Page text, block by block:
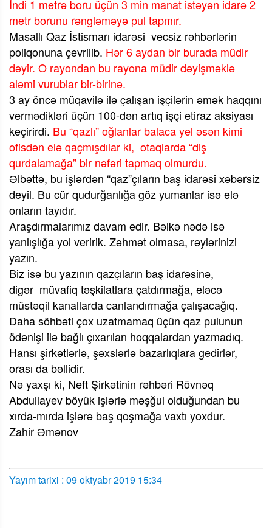
İndi 1 metrə boru üçün 3 min manat istəyən idarə 2
metr borunu rəngləməyə pul tapmır.
Masallı Qaz İstismarı idarəsi vecsiz rəhbərlərin
poliqonuna çevrilib. Hər 6 aydan bir burada müdir
dəyir. O rayondan bu rayona müdir dəyişməklə
aləmi vurublar bir-birinə.
3 ay öncə müqavilə ilə çalışan işçilərin əmək haqqını
vermədikləri üçün 100-dən artıq işçi etiraz aksiyası
keçirirdi. Bu “qazlı” oğlanlar balaca yel əsən kimi
ofisdən elə qaçmışdılar ki, otaqlarda “diş
qurdalamağa” bir nəfəri tapmaq olmurdu.
Əlbəttə, bu işlərdən “qaz”çıların baş idarəsi xəbərsiz
deyil. Bu cür qudurğanlığa göz yumanlar isə elə
onların tayıdır.
Araşdırmalarımız davam edir. Bəlkə nədə isə
yanlışlığa yol veririk. Zəhmət olmasa, rəylərinizi
yazın.
Biz isə bu yazının qazçıların baş idarəsinə,
digər müvafiq təşkilatlara çatdırmağa, eləcə
müstəqil kanallarda canlandırmağa çalışacağıq.
Daha söhbəti çox uzatmamaq üçün qaz pulunun
ödənişi ilə bağlı çıxarılan hoqqalardan yazmadıq.
Hansı şirkətlərlə, şəxslərlə bazarlıqlara gedirlər,
orası da bəllidir.
Nə yaxşı ki, Neft Şirkətinin rəhbəri Rövnəq
Abdullayev böyük işlərlə məşğul olduğundan bu
xırda-mırda işlərə baş qoşmağa vaxtı yoxdur.
Zahir Əmənov
Yayım tarixi : 09 oktyabr 2019 15:34